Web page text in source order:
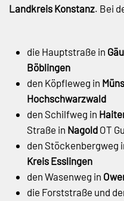
Landkreis Konstanz. Bei
die Hauptstraße in
Böblingen
den Köpfleweg in
Hochschwarzwald
den Schilfweg in
Straße in Nagold OT
den Stöckenbergweg
Kreis Esslingen
den Wasenweg in
die Forststraße und